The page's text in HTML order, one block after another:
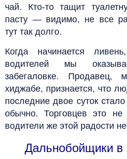
чай. Кто-то тащит
пасту — видимо, не все
тут так долго.
Когда начинается
водителей мы
забегаловке. Продавец,
хиджабе, признается, что
последние двое суток
обычно. Торговцев это
водители же этой радости
Дальнобойщики в